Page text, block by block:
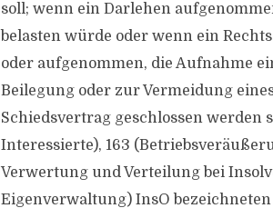
soll; wenn ein Darlehen
belasten würde oder wenn ein
oder aufgenommen, die Aufnahme
Beilegung oder zur Vermeidung
Schiedsvertrag geschlossen werden
Interessierte), 163
Verwertung und Verteilung bei
Eigenverwaltung) InsO